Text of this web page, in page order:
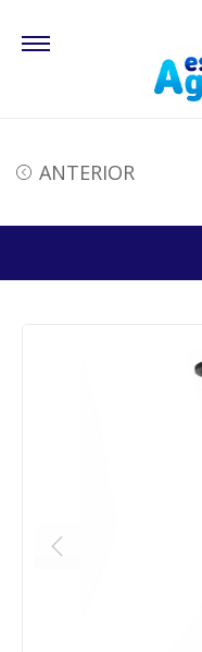
ANTERIOR